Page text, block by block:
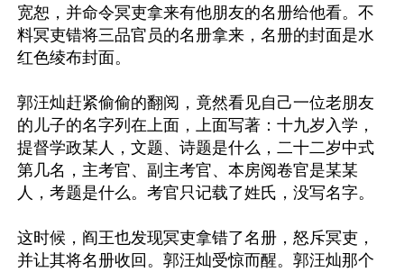
宽恕，并命令冥吏拿来有他朋友的名册给他看。不
料冥吏错将三品官员的名册拿来，名册的封面是水
红色绫布封面。
郭汪灿赶紧偷偷的翻阅，竟然看见自己一位老朋友
的儿子的名字列在上面，上面写著：十九岁入学，
提督学政某人，文题、诗题是什么，二十二岁中式
第几名，主考官、副主考官、本房阅卷官是某某
人，考题是什么。考官只记载了姓氏，没写名字。
这时候，阎王也发现冥吏拿错了名册，怒斥冥吏，
并让其将名册收回。郭汪灿受惊而醒。郭汪灿那个